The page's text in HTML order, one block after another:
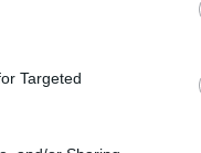
Targeted
melynek olvasása